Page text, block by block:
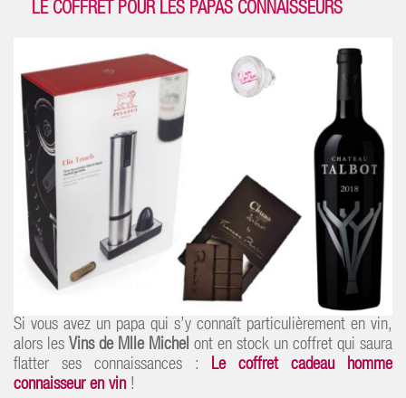
LE COFFRET POUR LES PAPAS CONNAISSEURS
Si vous avez un papa qui s’y connaît particulièrement en vin,
alors les Vins de Mlle Michel ont en stock un coffret qui saura
flatter ses connaissances :
Le coffret cadeau homme
connaisseur en vin!